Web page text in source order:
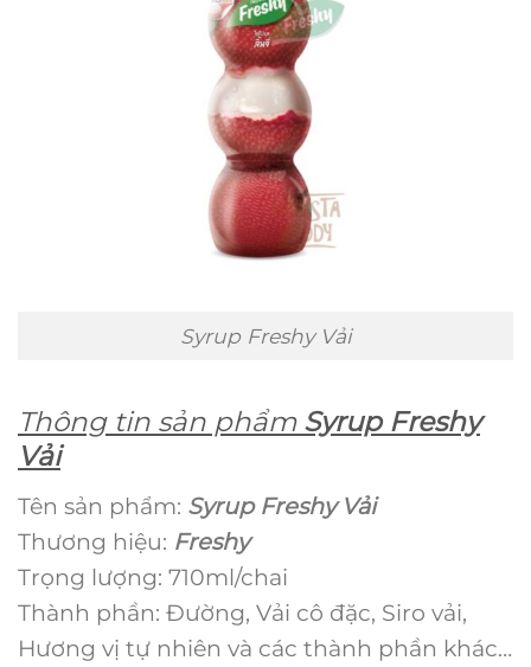
Syrup Freshy Vải
Thông tin sản phẩm Syrup Freshy
Vải
Tên sản phẩm: Syrup Freshy Vải
Thương hiệu: Freshy
Trọng lượng: 710ml/chai
Thành phần: Đường, Vải cô đặc, Siro vải,
Hương vị tự nhiên và các thành phần khác…